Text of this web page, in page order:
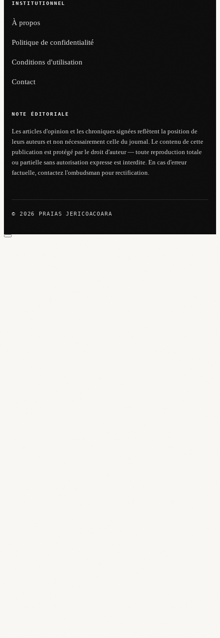
INSTITUTIONNEL
À propos
Politique de confidentialité
Conditions d'utilisation
Contact
NOTE ÉDITORIALE
Les articles d'opinion et les chroniques signées reflètent la position de
leurs auteurs et non nécessairement celle du journal. Le contenu de cette
publication est protégé par le droit d'auteur — toute reproduction totale
ou partielle sans autorisation expresse est interdite. En cas d'erreur
factuelle, contactez l'ombudsman pour rectification.
© 2026 PRAIAS JERICOACOARA